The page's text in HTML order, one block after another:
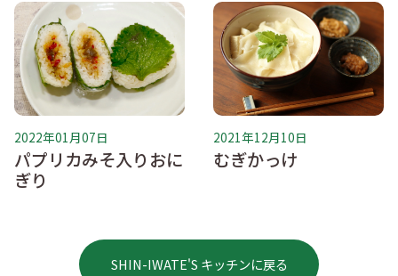
2022年01月07日
パプリカみそ入りおに
ぎり
2021年12月10日
むぎかっけ
SHIN-IWATE'S キッチンに戻る